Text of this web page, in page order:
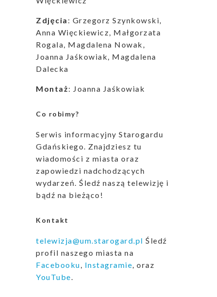
Zdjęcia : Grzegorz Szynkowski,
Anna Więckiewicz, Małgorzata
Rogala, Magdalena Nowak,
Joanna Jaśkowiak, Magdalena
Dalecka
Montaż: Joanna Jaśkowiak
Co robimy?
Serwis informacyjny Starogardu
Gdańskiego. Znajdziesz tu
wiadomości z miasta oraz
zapowiedzi nadchodzących
wydarzeń. Śledź naszą telewizję i
bądź na bieżąco!
Kontakt
telewizja@um.starogard.pl Śledź
profil naszego miasta na
Facebooku
Instagramie , oraz
YouTube